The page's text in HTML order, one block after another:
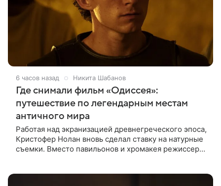
6 часов назад Никита Шабанов
Где снимали фильм «Одиссея»:
путешествие по легендарным местам
античного мира
Работая над экранизацией древнегреческого эпоса,
Кристофер Нолан вновь сделал ставку на натурные
съемки. Вместо павильонов и хромакея режиссер